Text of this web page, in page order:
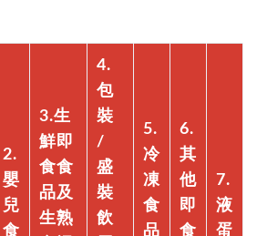
2.
嬰
兒
食
3.生
鮮即
食食
品及
生熟
4.
包
裝
/
盛
裝
飲
5.
冷
凍
食
品
6.
其
他
即
食
7.
液
蛋